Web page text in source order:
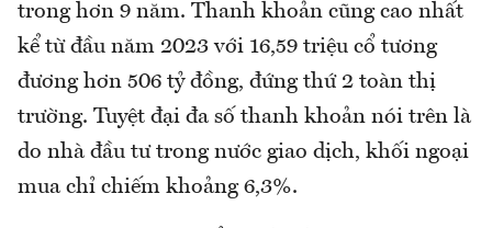
trong hơn 9 năm. Thanh khoản cũng cao nhất
kể từ đầu năm 2023 với 16,59 triệu cổ tương
đương hơn 506 tỷ đồng, đứng thứ 2 toàn thị
trường. Tuyệt đại đa số thanh khoản nói trên là
do nhà đầu tư trong nước giao dịch, khối ngoại
mua chỉ chiếm khoảng 6,3%.